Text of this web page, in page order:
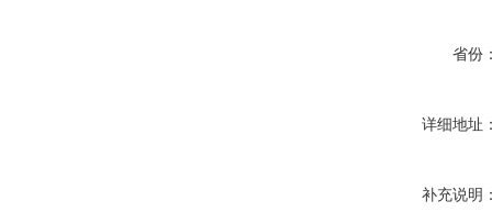
省份
详细地址
补充说明